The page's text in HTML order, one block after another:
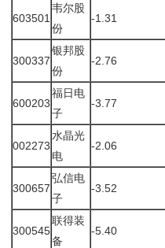
603501
韦尔股
份
-1.31
300337
银邦股
份
-2.76
600203
福日电
子
-3.77
002273
水晶光
电
-2.06
300657
弘信电
子
-3.52
300545
联得装
备
-5.40